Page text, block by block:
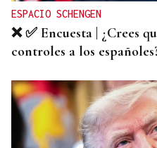
ESPACIO SCHENGEN
❌ ✅ Encuesta | ¿Crees
controles a los